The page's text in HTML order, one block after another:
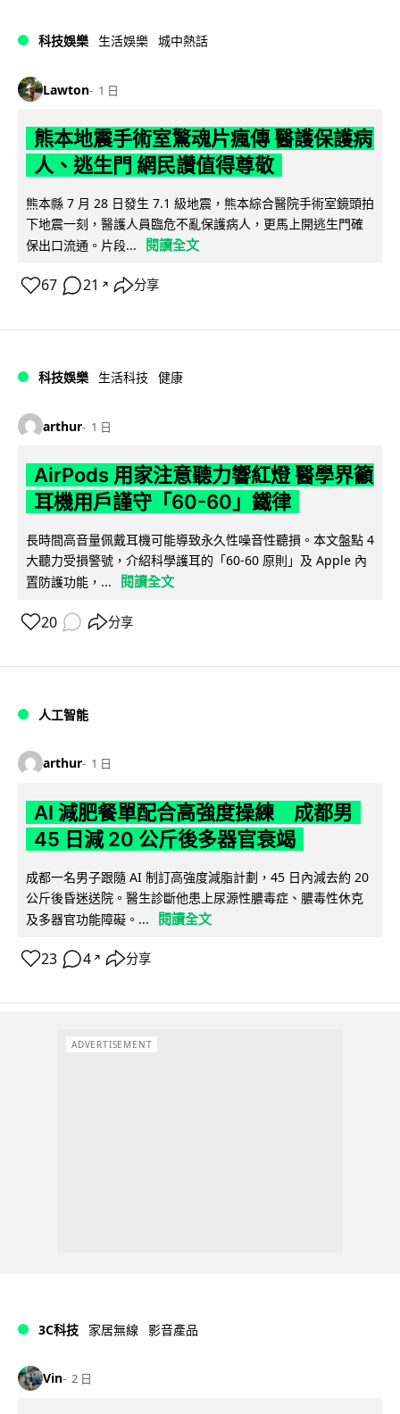
科技娛樂 生活娛樂 城中熱話
Lawton 1 日
熊本地震手術室驚魂片瘋傳 醫護保護病
人、逃生門 網民讚值得尊敬
熊本縣 7 月 28 日發生 7.1 級地震，熊本綜合醫院手術室鏡頭拍
下地震一刻，醫護人員臨危不亂保護病人，更馬上開逃生門確
保出口流通。片段...
閱讀全文
67 21 ↗ 分享
科技娛樂 生活科技 健康
arthur 1 日
AirPods 用家注意聽力響紅燈 醫學界籲
耳機用戶謹守「60-60」鐵律
長時間高音量佩戴耳機可能導致永久性噪音性聽損。本文盤點 4
大聽力受損警號，介紹科學護耳的「60-60 原則」及 Apple 內
置防護功能，...
閱讀全文
20 分享
人工智能
arthur 1 日
AI 減肥餐單配合高強度操練 成都男
45 日減 20 公斤後多器官衰竭
成都一名男子跟隨 AI 制訂高強度減脂計劃，45 日內減去約 20
公斤後昏迷送院。醫生診斷他患上尿源性膿毒症、膿毒性休克
及多器官功能障礙。...
閱讀全文
23 4 ↗ 分享
ADVERTISEMENT
3C科技 家居無線 影音產品
Vin 2 日